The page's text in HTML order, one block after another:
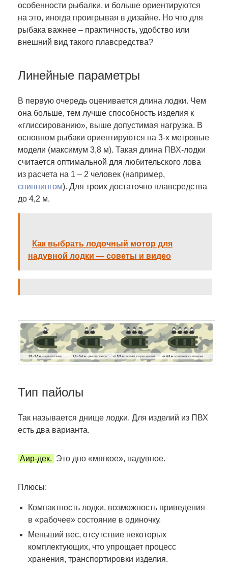
особенности рыбалки, и больше ориентируются
на это, иногда проигрывая в дизайне. Но что для
рыбака важнее – практичность, удобство или
внешний вид такого плавсредства?
Линейные параметры
В первую очередь оценивается длина лодки. Чем
она больше, тем лучше способность изделия к
«глиссированию», выше допустимая нагрузка. В
основном рыбаки ориентируются на 3-х метровые
модели (максимум 3,8 м). Такая длина ПВХ-лодки
считается оптимальной для любительского лова
из расчета на 1 – 2 человек (например,
спиннингом). Для троих достаточно плавсредства
до 4,2 м.
Как выбрать лодочный мотор для
надувной лодки — советы и видео
Тип пайолы
Так называется днище лодки. Для изделий из ПВХ
есть два варианта.
Аир-дек. Это дно «мягкое», надувное.
Плюсы:
Компактность лодки, возможность приведения
в «рабочее» состояние в одиночку.
Меньший вес, отсутствие некоторых
комплектующих, что упрощает процесс
хранения, транспортировки изделия.